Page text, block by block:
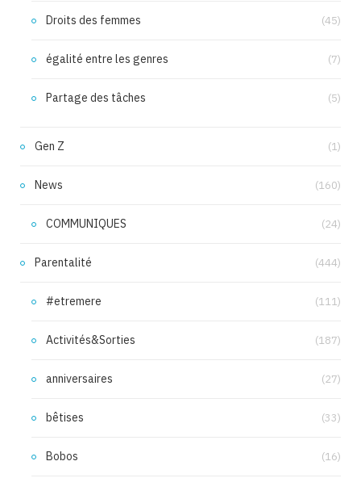
Droits des femmes (45)
égalité entre les genres (7)
Partage des tâches (5)
Gen Z (1)
News (160)
COMMUNIQUES (24)
Parentalité (444)
#etremere (111)
Activités&Sorties (187)
anniversaires (27)
bêtises (33)
Bobos (16)